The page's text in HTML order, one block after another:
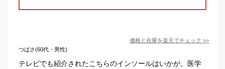
価格と在庫を楽天でチェック >>
つばさ(60代・男性)
テレビでも紹介されたこちらのインソールはいかが。医学